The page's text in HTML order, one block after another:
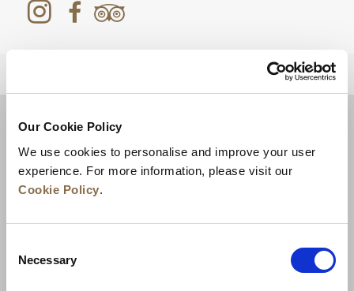
Our Cookie Policy
We use cookies to personalise and improve your user
experience. For more information, please visit our
Cookie Policy.
Selection
Necessary
RETOUR EN HAUT DE PAGE